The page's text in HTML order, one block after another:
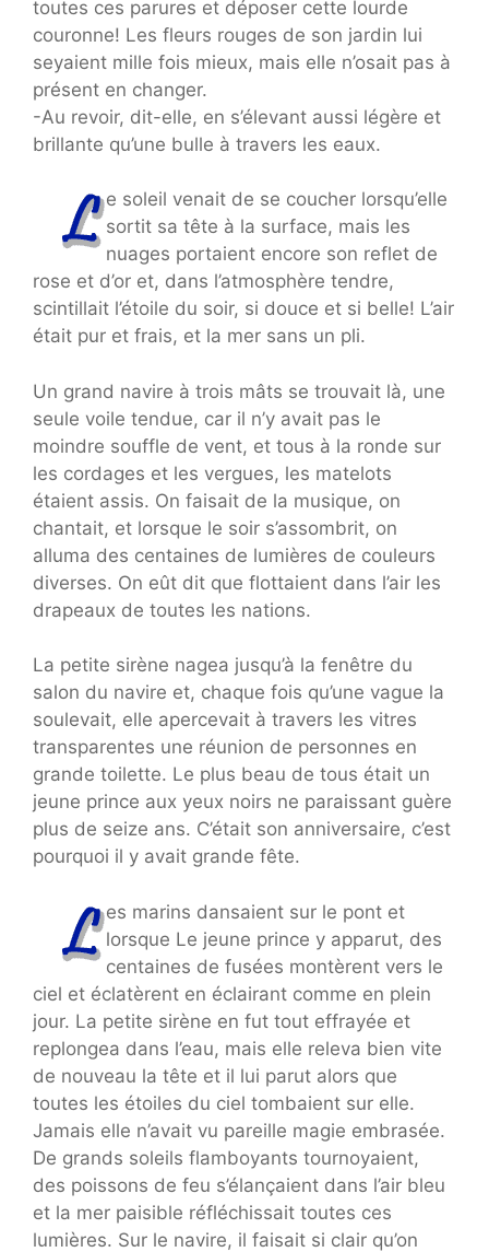
toutes ces parures et déposer cette lourde
couronne! Les fleurs rouges de son jardin lui
seyaient mille fois mieux, mais elle n’osait pas à
présent en changer.
-Au revoir, dit-elle, en s’élevant aussi légère et
brillante qu’une bulle à travers les eaux.
e soleil venait de se coucher lorsqu’elle
sortit sa tête à la surface, mais les
nuages portaient encore son reflet de
rose et d’or et, dans l’atmosphère tendre,
scintillait l’étoile du soir, si douce et si belle! L’air
était pur et frais, et la mer sans un pli.
Un grand navire à trois mâts se trouvait là, une
seule voile tendue, car il n’y avait pas le
moindre souffle de vent, et tous à la ronde sur
les cordages et les vergues, les matelots
étaient assis. On faisait de la musique, on
chantait, et lorsque le soir s’assombrit, on
alluma des centaines de lumières de couleurs
diverses. On eût dit que flottaient dans l’air les
drapeaux de toutes les nations.
La petite sirène nagea jusqu’à la fenêtre du
salon du navire et, chaque fois qu’une vague la
soulevait, elle apercevait à travers les vitres
transparentes une réunion de personnes en
grande toilette. Le plus beau de tous était un
jeune prince aux yeux noirs ne paraissant guère
plus de seize ans. C’était son anniversaire, c’est
pourquoi il y avait grande fête.
es marins dansaient sur le pont et
lorsque Le jeune prince y apparut, des
centaines de fusées montèrent vers le
ciel et éclatèrent en éclairant comme en plein
jour. La petite sirène en fut tout effrayée et
replongea dans l’eau, mais elle releva bien vite
de nouveau la tête et il lui parut alors que
toutes les étoiles du ciel tombaient sur elle.
Jamais elle n’avait vu pareille magie embrasée.
De grands soleils flamboyants tournoyaient,
des poissons de feu s’élançaient dans l’air bleu
et la mer paisible réfléchissait toutes ces
lumières. Sur le navire, il faisait si clair qu’on